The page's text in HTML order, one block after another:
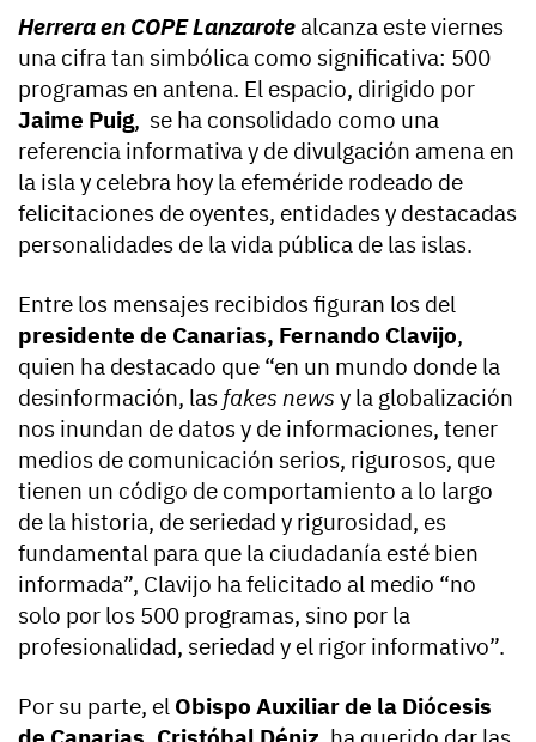
Herrera en COPE Lanzarotealcanza este viernes
una cifra tan simbólica como significativa: 500
programas en antena. El espacio, dirigido por
Jaime Puig, se ha consolidado como una
referencia informativa y de divulgación amena en
la isla y celebra hoy la efeméride rodeado de
felicitaciones de oyentes, entidades y destacadas
personalidades de la vida pública de las islas.
Entre los mensajes recibidos figuran los del
presidente de Canarias, Fernando Clavijo,
quien ha destacado que “en un mundo donde la
desinformación, las fakes news y la globalización
nos inundan de datos y de informaciones, tener
medios de comunicación serios, rigurosos, que
tienen un código de comportamiento a lo largo
de la historia, de seriedad y rigurosidad, es
fundamental para que la ciudadanía esté bien
informada”, Clavijo ha felicitado al medio “no
solo por los 500 programas, sino por la
profesionalidad, seriedad y el rigor informativo”.
Por su parte, el Obispo Auxiliar de la Diócesis